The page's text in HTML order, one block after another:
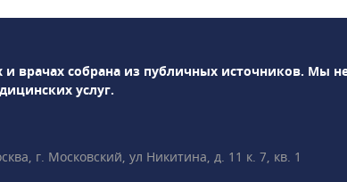
у плода• Ведение беременности
УЗ-диагностика, анализы), в
Репродуктология• Лабораторная
врачах собрана из публичных источников. Мы
услуг.
г. Московский, ул Никитина, д. 11 к. 7, кв. 1